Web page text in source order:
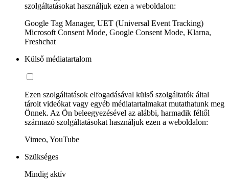
szolgáltatásokat használjuk ezen a weboldalon:
Google Tag Manager, UET (Universal Event Tracking)
Microsoft Consent Mode, Google Consent Mode, Klarna,
Freshchat
Külső médiatartalom
Ezen szolgáltatások elfogadásával külső szolgáltatók által
tárolt videókat vagy egyéb médiatartalmakat mutathatunk meg
Önnek. Az Ön beleegyezésével az alábbi, harmadik féltől
származó szolgáltatásokat használjuk ezen a weboldalon:
Vimeo, YouTube
Szükséges
Mindig aktív